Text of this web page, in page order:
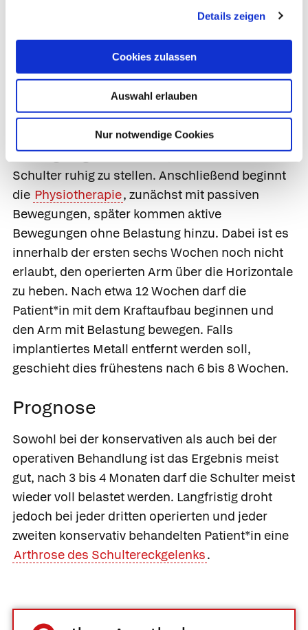
Details zeigen
Cookies zulassen
Auswahl erlauben
Nur notwendige Cookies
Rabenschnabelfortsatz und Schlüsselbein
über eine Platte verbunden. Die eingebrachten
Körper.
Nachbehandlung. Nach der Operation ist es nur
für einige Tage erforderlich, die betroffene
Schulter ruhig zu stellen. Anschließend beginnt
die Physiotherapie, zunächst mit passiven
Bewegungen, später kommen aktive
Bewegungen ohne Belastung hinzu. Dabei ist es
innerhalb der ersten sechs Wochen noch nicht
erlaubt, den operierten Arm über die Horizontale
zu heben. Nach etwa 12 Wochen darf die
Patient*in mit dem Kraftaufbau beginnen und
den Arm mit Belastung bewegen. Falls
implantiertes Metall entfernt werden soll,
geschieht dies frühestens nach 6 bis 8 Wochen.
Prognose
Sowohl bei der konservativen als auch bei der
operativen Behandlung ist das Ergebnis meist
gut, nach 3 bis 4 Monaten darf die Schulter meist
wieder voll belastet werden. Langfristig droht
jedoch bei jeder dritten operierten und jeder
zweiten konservativ behandelten Patient*in eine
Arthrose des Schultereckgelenks.